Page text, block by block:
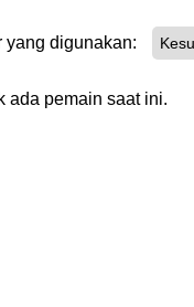
yang digunakan:
ada pemain saat ini.